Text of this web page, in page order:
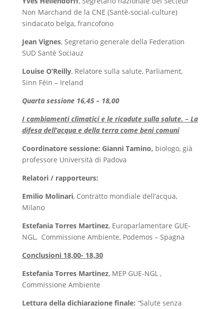
Non Marchand de la CNE (Santè-social-culture)
sindacato belga, francofono
Jean Vignes, Segretario generale della Federation
SUD Santè Sociauz
Louise O’Reilly, Relatore sulla salute, Parliament,
Sinn Féin – Ireland
Quarta sessione 16,45 – 18,00
I cambiamenti climatici e le ricadute sulla salute. – La
difesa dell’acqua e della terra come beni comuni
Coordinatore sessione: Gianni Tamino, biologo, già
professore Università di Padova
Relatori / rapporteurs:
Emilio Molinari, Contratto mondiale dell’acqua,
Milano
Estefania Torres Martinez, Europarlamentare GUE-
NGL, Commissione Ambiente, Podemos – Spagna
Conclusioni 18,00- 18,30
Estefania Torres Martinez, MEP GUE-NGL ,
Commissione Ambiente
Lettura della dichiarazione finale: “Salute senza